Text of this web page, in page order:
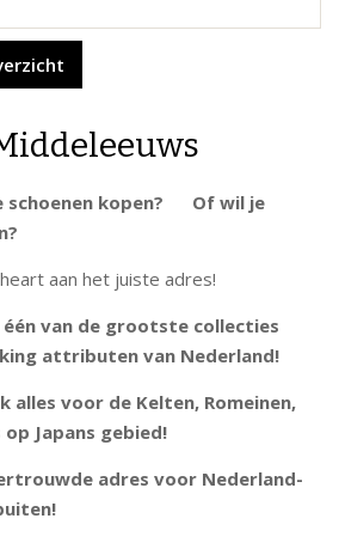
schoenen kopen? Of wil je
aan het juiste adres!
van de grootste collecties
attributen van Nederland!
alles voor de Kelten, Romeinen,
Japans gebied!
adres voor Nederland-